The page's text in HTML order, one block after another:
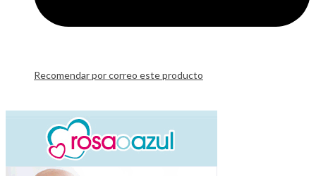
Recomendar por correo este producto